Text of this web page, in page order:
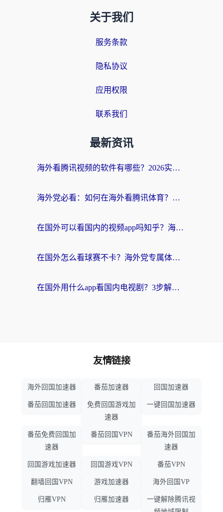
关于我们
服务条款
隐私协议
应用权限
联系我们
最新资讯
海外看腾讯视频的软件有哪些？2026实测有效，留学生都在用的回国加速器指南
海外党必看：如何在海外看腾讯体育？解决赛事直播地区限制的终极指南
在国外可以看国内的视频app吗知乎？海外党亲测有效的追剧加速方案
在国外怎么看球赛不卡？海外党专属体育直播自由指南
在国外用什么app看国内电视剧？3步解决版权限制+卡顿难题
友情链接
海外回国加速器 番茄加速器 回国加速器
番茄回国加速器
免费回国游戏加
速器
一键回国加速器
番茄免费回国加
速器
番茄回国VPN
番茄海外回国加
速器
回国游戏加速器 回国游戏VPN 番茄VPN
翻墙回国VPN 游戏加速器 海外回国VP
归雁VPN 归雁加速器
一键解除腾讯视